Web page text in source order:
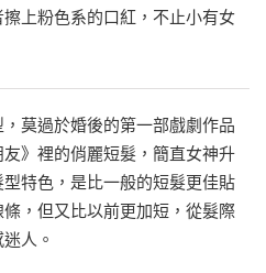
上粉色系的口紅，不止小有女
莫過於婚後的第一部戲劇作品
》裡的俏麗短髮，簡直女神升
特色，是比一般的短髮更佳貼
，但又比以前更加短，從髮際
人。